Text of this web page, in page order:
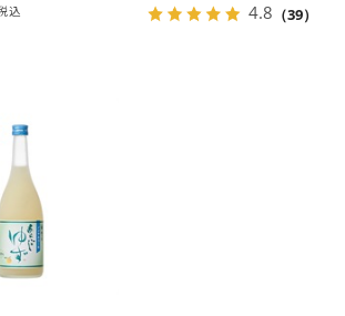
込 4.8 （39）